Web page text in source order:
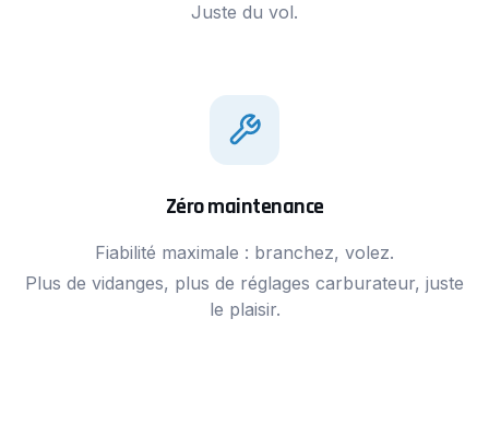
Juste du vol.
Zéro maintenance
Fiabilité maximale : branchez, volez.
Plus de vidanges, plus de réglages carburateur, juste
le plaisir.